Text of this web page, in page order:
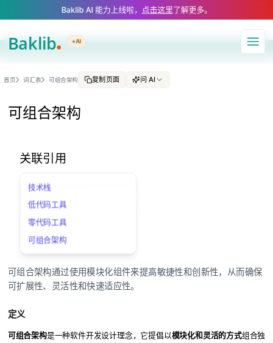
A Markdown version of this page is available at https://
Baklib AI 能力上线啦， 点击这里了解更多。
+AI
导航
首页 词汇表 可组合架构 复制页面 问 AI
可组合架构
可组合架构通过使用模块化组件来提高敏捷性和创新性，从而确保
可扩展性、灵活性和快速适应性。
定义
可组合架构是一种软件开发设计理念，它提倡以模块化和灵活的方式组合独
关联引用
技术栈
低代码工具
零代码工具
可组合架构